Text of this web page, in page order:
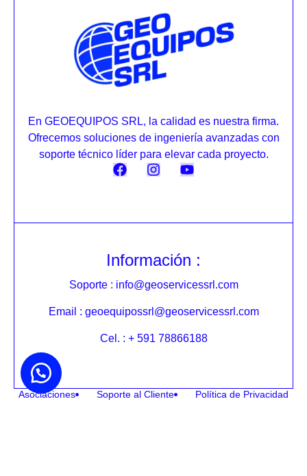
En GEOEQUIPOS SRL, la calidad es nuestra firma.
Ofrecemos soluciones de ingeniería avanzadas con
soporte técnico líder para elevar cada proyecto.
Información :
Soporte : info@geoservicessrl.com
Email : geoequipossrl@geoservicessrl.com
Cel. : + 591 78866188
Asociaciones Soporte al Cliente Política de Privacidad